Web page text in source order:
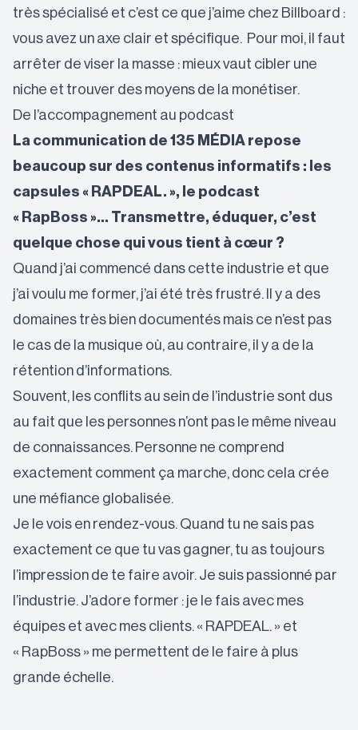
très spécialisé et c’est ce que j’aime chez Billboard :
vous avez un axe clair et spécifique. Pour moi, il faut
arrêter de viser la masse : mieux vaut cibler une
niche et trouver des moyens de la monétiser.
De l’accompagnement au podcast
La communication de 135 MÉDIA repose
beaucoup sur des contenus informatifs : les
capsules « RAPDEAL. », le podcast
« RapBoss »… Transmettre, éduquer, c’est
quelque chose qui vous tient à cœur ?
Quand j’ai commencé dans cette industrie et que
j’ai voulu me former, j’ai été très frustré. Il y a des
domaines très bien documentés mais ce n’est pas
le cas de la musique où, au contraire, il y a de la
rétention d’informations.
Souvent, les conflits au sein de l’industrie sont dus
au fait que les personnes n’ont pas le même niveau
de connaissances. Personne ne comprend
exactement comment ça marche, donc cela crée
une méfiance globalisée.
Je le vois en rendez-vous. Quand tu ne sais pas
exactement ce que tu vas gagner, tu as toujours
l’impression de te faire avoir. Je suis passionné par
l’industrie. J’adore former : je le fais avec mes
équipes et avec mes clients. « RAPDEAL. » et
« RapBoss » me permettent de le faire à plus
grande échelle.